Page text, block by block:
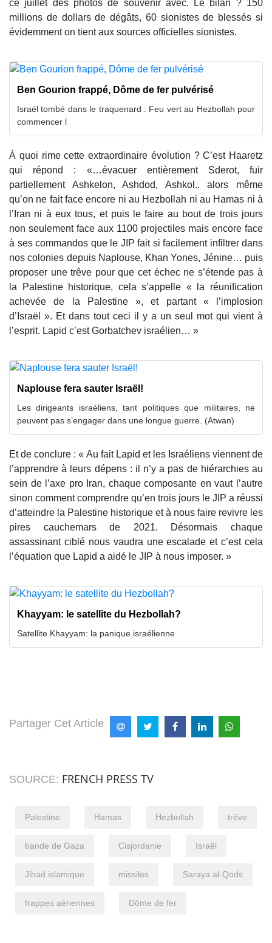
ce juillet des photos de souvenir avec. Le bilan ? 150
millions de dollars de dégâts, 60 sionistes de blessés si
évidemment on tient aux sources officielles sionistes.
Ben Gourion frappé, Dôme de fer pulvérisé
Israël tombé dans le traquenard : Feu vert au Hezbollah pour
commencer l
À quoi rime cette extraordinaire évolution ? C’est Haaretz
qui répond : «…évacuer entièrement Sderot, fuir
partiellement Ashkelon, Ashdod, Ashkol.. alors même
qu’on ne fait face encore ni au Hezbollah ni au Hamas ni à
l’Iran ni à eux tous, et puis le faire au bout de trois jours
non seulement face aux 1100 projectiles mais encore face
à ses commandos que le JIP fait si facilement infiltrer dans
nos colonies depuis Naplouse, Khan Yones, Jénine… puis
proposer une trêve pour que cet échec ne s’étende pas à
la Palestine historique, cela s’appelle « la réunification
achevée de la Palestine », et partant « l’implosion
d’Israël ». Et dans tout ceci il y a un seul mot qui vient à
l’esprit. Lapid c’est Gorbatchev israélien… »
Naplouse fera sauter Israël!
Les dirigeants israéliens, tant politiques que militaires, ne
peuvent pas s’engager dans une longue guerre. (Atwan)
Et de conclure : « Au fait Lapid et les Israéliens viennent de
l’apprendre à leurs dépens : il n’y a pas de hiérarchies au
sein de l’axe pro Iran, chaque composante en vaut l’autre
sinon comment comprendre qu’en trois jours le JIP a réussi
d’atteindre la Palestine historique et à nous faire revivre les
pires cauchemars de 2021. Désormais chaque
assassinant ciblé nous vaudra une escalade et c’est cela
l’équation que Lapid a aidé le JIP à nous imposer. »
Khayyam: le satellite du Hezbollah?
Satellite Khayyam: la panique israélienne
Partager Cet Article
SOURCE: FRENCH PRESS TV
Palestine Hamas Hezbollah trêve
bande de Gaza Cisjordanie Israël
Jihad islamique missiles Saraya al-Qods
frappes aériennes Dôme de fer